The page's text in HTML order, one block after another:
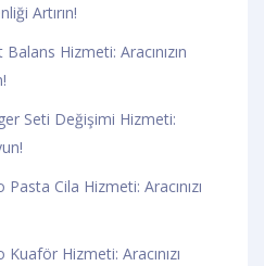
Artırın!
Hizmeti: Aracınızın
Seti Değişimi Hizmeti:
Cila Hizmeti: Aracınızı
Hizmeti: Aracınızı